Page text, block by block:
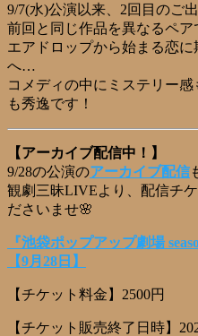
9/7(水)公演以来、2回目のご
前回と同じ作品を異なるペ
エアドロップから始まる恋
へ…
コメディの中にミステリー
も秀逸です！
【アーカイブ配信中！】
9/28の公演のアーカイブ配信
観劇三昧LIVEより、配信チ
ださいませ🌸
『池袋ポップアップ劇場
【9月28日】
【チケット料金】2500円
【チケット販売終了日時】